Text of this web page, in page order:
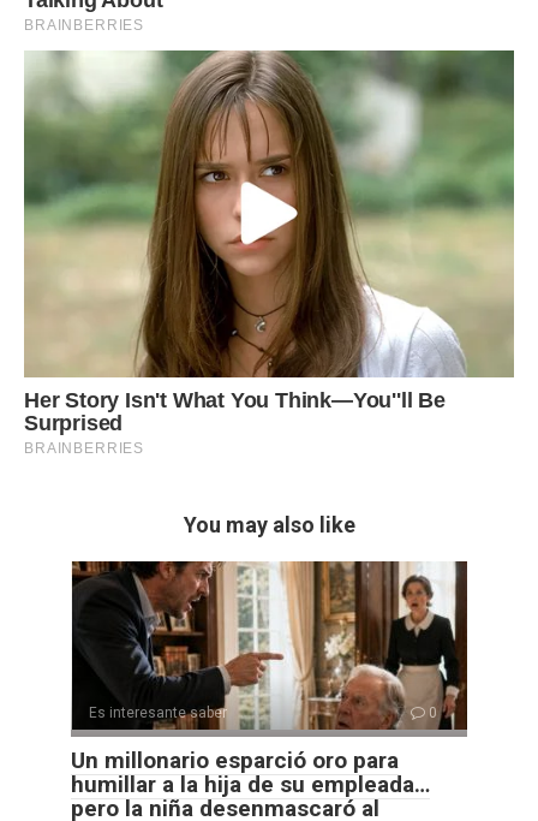
You may also like
Es interesante saber 0
Un millonario esparció oro para
humillar a la hija de su empleada…
pero la niña desenmascaró al